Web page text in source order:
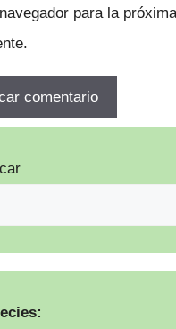
para la